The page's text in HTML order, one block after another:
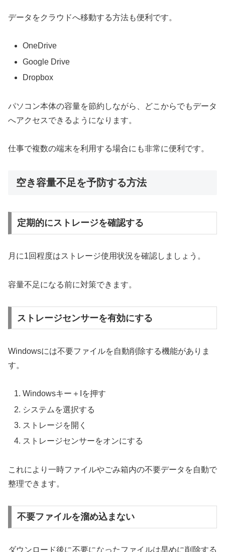
データをクラウドへ移動する方法も便利です。
OneDrive
Google Drive
Dropbox
パソコン本体の容量を節約しながら、どこからでもデータ
へアクセスできるようになります。
仕事で複数の端末を利用する場合にも非常に便利です。
空き容量不足を予防する方法
定期的にストレージを確認する
月に1回程度はストレージ使用状況を確認しましょう。
容量不足になる前に対策できます。
ストレージセンサーを有効にする
Windowsには不要ファイルを自動削除する機能がありま
す。
Windowsキー＋Iを押す
システムを選択する
ストレージを開く
ストレージセンサーをオンにする
これにより一時ファイルやごみ箱内の不要データを自動で
整理できます。
不要ファイルを溜め込まない
ダウンロード後に不要になったファイルは早めに削除する